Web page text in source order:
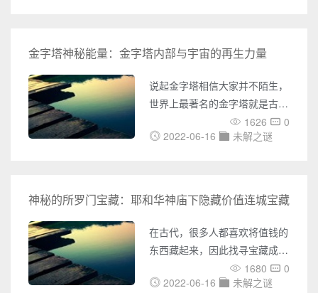
在建造或丢失的记录。 2、
海圈的发现 1995年，潜水
员首次在日本发现了这一现象，
多年来，海洋圈一直困扰着研究
人员。把它们比作水下的麦田
圈，直到大约十年后，人们才知
金字塔神秘能量：金字塔内部与宇宙的再生力量
说起金字塔相信大家并不陌生，
世界上最著名的金字塔就是古埃
及金字塔，古埃及金字塔留给后
世太多的未解之谜，金字塔神秘
塔的能量是一种再生能量，金字
塔神秘力量之谜被科学家称为生
物宇宙能。 金字塔内部磁场
能量 说起金字塔很多人都会
想到古埃及，金字塔是古埃及人
民的智慧结晶。据称，在本世纪
1626
0
2022-06-16
未解之谜
神秘的所罗门宝藏：耶和华神庙下隐藏价值连城宝藏
在古代，很多人都喜欢将值钱的
东西藏起来，因此找寻宝藏成为
一些探险者的工作。所罗门宝藏
之谜是最为著名的宝藏之一，在
1680
0
2022-06-16
未解之谜